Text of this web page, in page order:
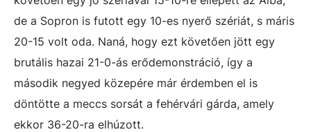
de a Sopron is futott egy 10-es nyerő szériát, s máris
20-15 volt oda. Naná, hogy ezt követően jött egy
brutális hazai 21-0-ás erődemonstráció, így a
második negyed közepére már érdemben el is
döntötte a meccs sorsát a fehérvári gárda, amely
ekkor 36-20-ra elhúzott.